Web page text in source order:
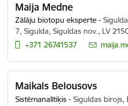
Maija Medne
Zālāju biotopu eksperte -
7, Sigulda, Siguldas nov., LV
+371 26741537
E-pasts:
Maikals Belousovs
Sistēmanalītiķis -Siguldas birojs,